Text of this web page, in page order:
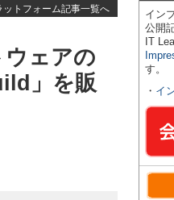
ットフォーム記事一覧へ
ウェアの
」を販
イン
公開
IT
す。
・ イ